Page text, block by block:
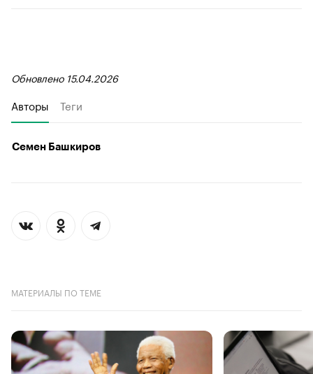
Обновлено 15.04.2026
Авторы Теги
Семен Башкиров
МАТЕРИАЛЫ ПО ТЕМЕ